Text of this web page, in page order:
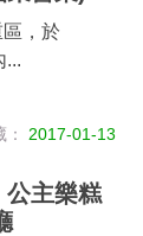
，於
...
2017-01-13
主樂糕